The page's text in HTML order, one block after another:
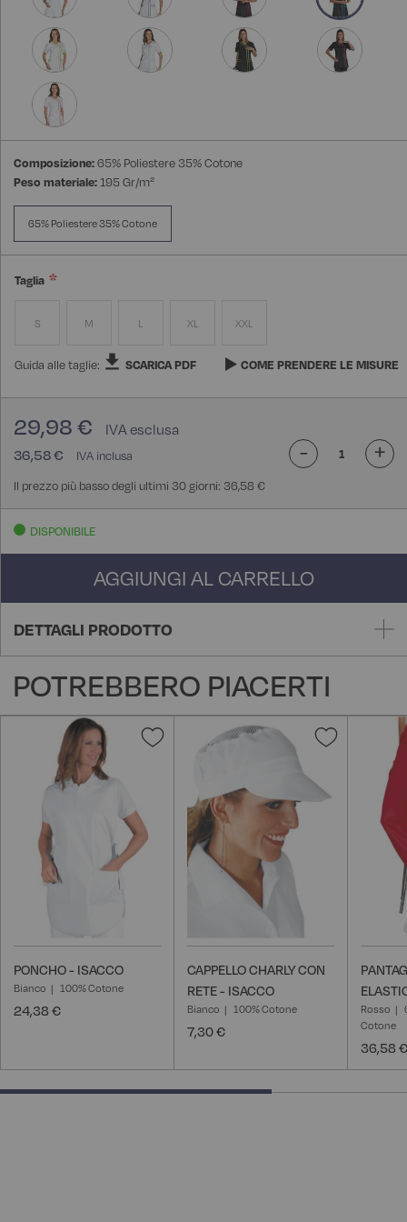
Composizione:65% Poliestere 35% Cotone
Peso materiale:195 Gr/m²
65% Poliestere 35% Cotone
Taglia
S M L XL XXL
Guida alle taglie: SCARICA PDF COME PRENDERE LE MISURE
36,58 €
29,98 €
Il prezzo più basso degli ultimi 30 giorni: 36,58 €
- +
DISPONIBILE
AGGIUNGI AL CARRELLO
DETTAGLI PRODOTTO
POTREBBERO PIACERTI
Aggiungi
desideri
PONCHO - ISACCO
Bianco 100% Cotone
24,38 €
Aggiungi
desideri
CAPPELLO CHARLY CON
RETE - ISACCO
Bianco 100% Cotone
7,30 €
Rosso
Cotone
36,58 €
66.66666666666666% completed